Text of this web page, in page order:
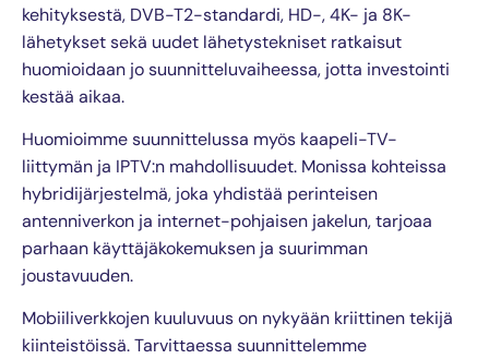
kehityksestä, DVB-T2-standardi, HD-, 4K- ja 8K-
lähetykset sekä uudet lähetystekniset ratkaisut
huomioidaan jo suunnitteluvaiheessa, jotta investointi
kestää aikaa.
Huomioimme suunnittelussa myös kaapeli-TV-
liittymän ja IPTV:n mahdollisuudet. Monissa kohteissa
hybridijärjestelmä, joka yhdistää perinteisen
antenniverkon ja internet-pohjaisen jakelun, tarjoaa
parhaan käyttäjäkokemuksen ja suurimman
joustavuuden.
Mobiiliverkkojen kuuluvuus on nykyään kriittinen tekijä
kiinteistöissä. Tarvittaessa suunnittelemme